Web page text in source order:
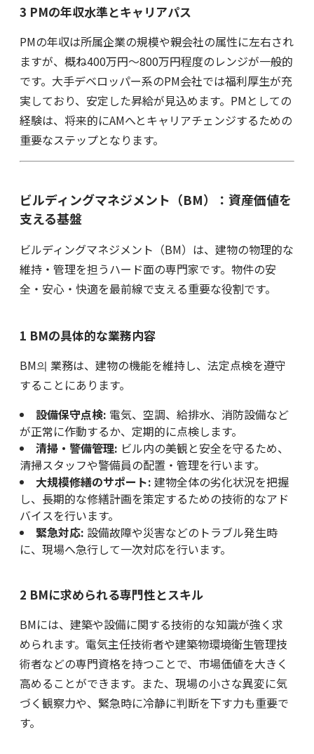
3 PMの年収水準とキャリアパス
PMの年収は所属企業の規模や親会社の属性に左右され
ますが、概ね400万円〜800万円程度のレンジが一般的
です。大手デベロッパー系のPM会社では福利厚生が充
実しており、安定した昇給が見込めます。PMとしての
経験は、将来的にAMへとキャリアチェンジするための
重要なステップとなります。
ビルディングマネジメント（BM）：資産価値を
支える基盤
ビルディングマネジメント（BM）は、建物の物理的な
維持・管理を担うハード面の専門家です。物件の安
全・安心・快適を最前線で支える重要な役割です。
1 BMの具体的な業務内容
BM의 業務は、建物の機能を維持し、法定点検を遵守
することにあります。
設備保守点検: 電気、空調、給排水、消防設備など
が正常に作動するか、定期的に点検します。
清掃・警備管理: ビル内の美観と安全を守るため、
清掃スタッフや警備員の配置・管理を行います。
大規模修繕のサポート: 建物全体の劣化状況を把握
し、長期的な修繕計画を策定するための技術的なアド
バイスを行います。
緊急対応: 設備故障や災害などのトラブル発生時
に、現場へ急行して一次対応を行います。
2 BMに求められる専門性とスキル
BMには、建築や設備に関する技術的な知識が強く求
められます。電気主任技術者や建築物環境衛生管理技
術者などの専門資格を持つことで、市場価値を大きく
高めることができます。また、現場の小さな異変に気
づく観察力や、緊急時に冷静に判断を下す力も重要で
す。